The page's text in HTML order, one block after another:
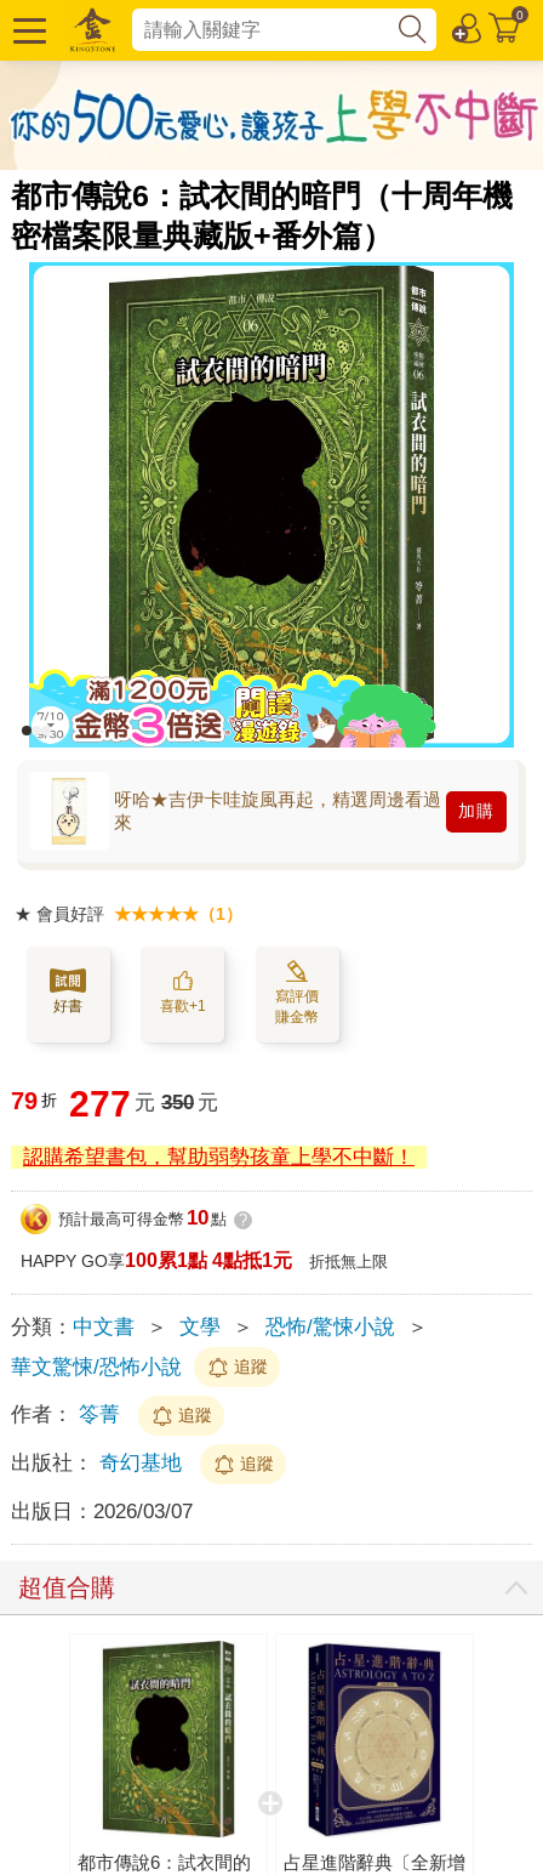
0
都市傳說6：試衣間的暗門（十周年機
密檔案限量典藏版+番外篇）
呀哈★吉伊卡哇旋風再起，精選周邊看過
來
加購
★ 會員好評 ★★★★★（1）
好書 喜歡+1
寫評價
賺金幣
79 折 277 元 350 元
認購希望書包，幫助弱勢孩童上學不中斷！
預計最高可得金幣 10點 ?
HAPPY GO享100累1點 4點抵1元 折抵無上限
分類： 中文書 ＞ 文學 ＞ 恐怖/驚悚小說
＞
華文驚悚/恐怖小說
追蹤
作者： 笭菁 追蹤
出版社： 奇幻基地 追蹤
出版日： 2026/03/07
超值合購
都市傳說6：試衣間的
占星進階辭典〔全新增